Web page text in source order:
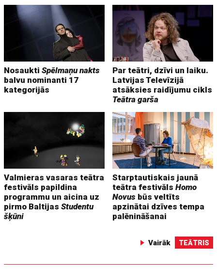
NosauktiSpēlmaņu nakts
balvu nominanti 17
kategorijās
Par teātri, dzīvi un laiku.
Latvijas Televīzijā
atsāksies raidījumu cikls
Teātra garša
Valmieras vasaras teātra
festivāls papildina
programmu un aicina uz
pirmo BaltijasStudentu
šķūni
Starptautiskais jaunā
teātra festivālsHomo
Novus būs veltīts
apzinātai dzīves tempa
palēnināšanai
Vairāk TEĀTRIS